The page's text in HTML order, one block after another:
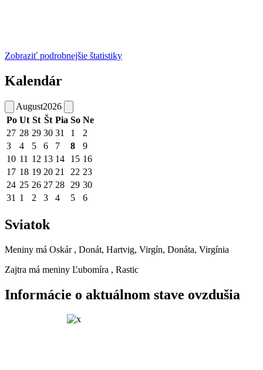
Zobraziť podrobnejšie štatistiky
Kalendár
August2026
Po Ut St Št Pia So Ne
27 28 29 30 31 1
2
3
4 5 6 7 8
9
10 11 12 13 14 15 16
17 18 19 20 21 22 23
24 25 26 27 28 29 30
31 1 2 3 4 5 6
Sviatok
Meniny má Oskár , Donát, Hartvig, Virgín, Donáta, Virgínia
Zajtra má meniny Ľubomíra , Rastic
Informácie o aktuálnom stave ovzdušia